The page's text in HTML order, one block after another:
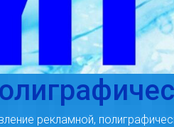
рекламной,